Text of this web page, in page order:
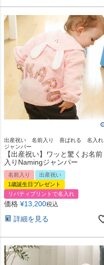
出産祝い 名前入り 喜ばれる 名入れ
ジャンパー
【出産祝い】ワッと驚くお名前
入りNamingジャンパー
名前入り
出産祝い
1歳誕生日プレゼント
リバティプリントで名入れ
価格 ¥13,200税込
詳細を見る